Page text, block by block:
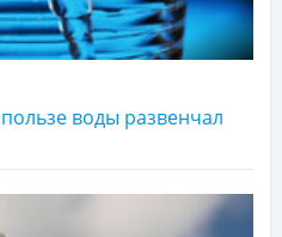
воды развенчал